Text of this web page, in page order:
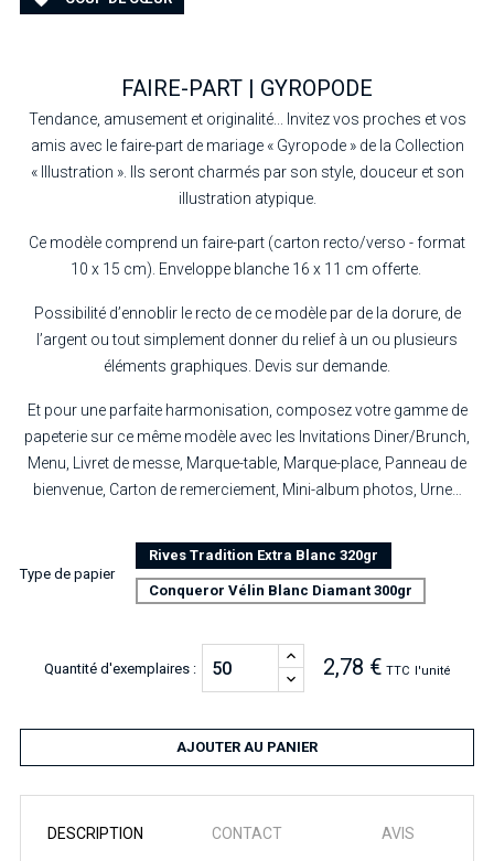
FAIRE-PART | GYROPODE
Tendance, amusement et originalité... Invitez vos proches et vos
amis avec le faire-part de mariage « Gyropode » de la Collection
« Illustration ». Ils seront charmés par son style, douceur et son
illustration atypique.
Ce modèle comprend un faire-part (carton recto/verso - format
10 x 15 cm). Enveloppe blanche 16 x 11 cm offerte.
Possibilité d’ennoblir le recto de ce modèle par de la dorure, de
l’argent ou tout simplement donner du relief à un ou plusieurs
éléments graphiques. Devis sur demande.
Et pour une parfaite harmonisation, composez votre gamme de
papeterie sur ce même modèle avec les Invitations Diner/Brunch,
Menu, Livret de messe, Marque-table, Marque-place, Panneau de
bienvenue, Carton de remerciement, Mini-album photos, Urne…
Type de papier
Rives Tradition Extra Blanc 320gr
Conqueror Vélin Blanc Diamant 300gr
Quantité d'exemplaires : 2,78 € TTC l'unité
AJOUTER AU PANIER
DESCRIPTION CONTACT AVIS